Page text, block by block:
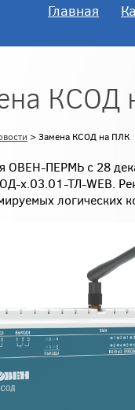
Главная
КСОД
> Замена КСОД на ПЛК
ОВЕН-ПЕРМЬ с 28
х.03.01-ТЛ-WEB.